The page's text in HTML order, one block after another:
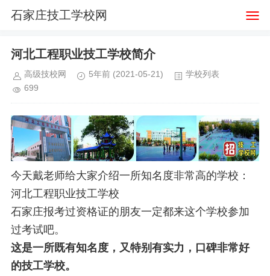
石家庄技工学校网
河北工程职业技工学校简介
高级技校网 5年前 (2021-05-21)
学校列表
699
今天戴老师给大家介绍一所知名度非常高的学校：
河北工程职业技工学校
石家庄报考过资格证的朋友一定都来这个学校参加
过考试吧。
这是一所既有知名度，又特别有实力，口碑非常好
的技工学校。